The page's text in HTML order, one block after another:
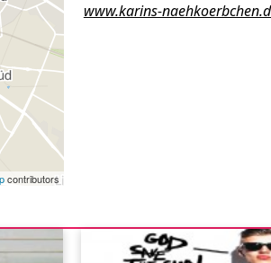
www.karins-
contributors